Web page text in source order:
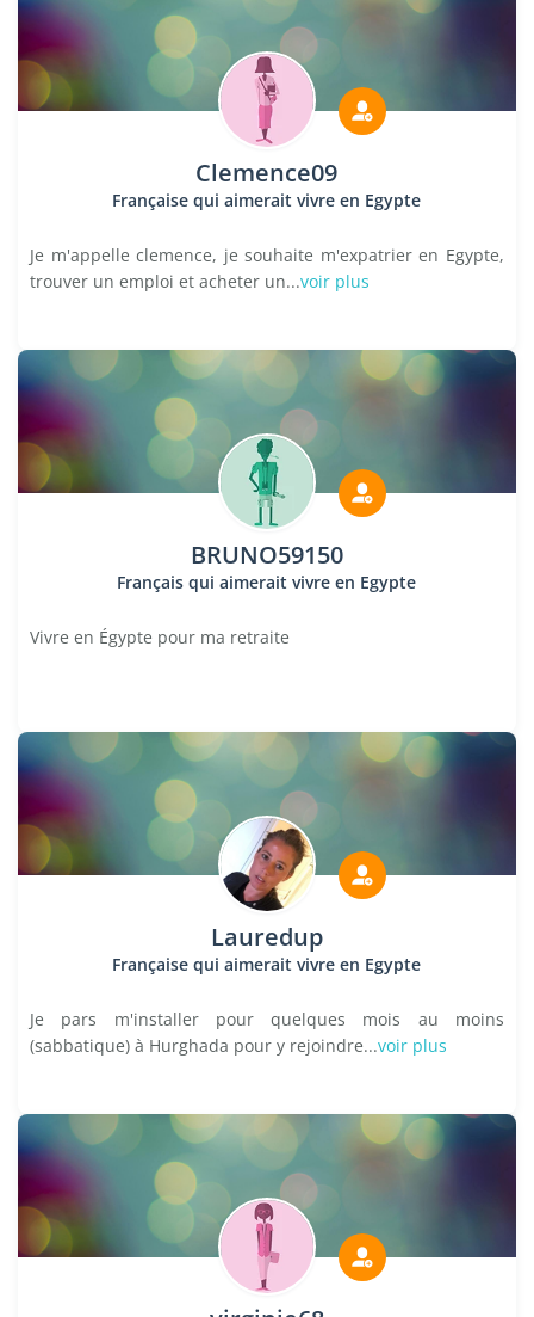
Clemence09
Française qui aimerait vivre en Egypte
Je m'appelle clemence, je souhaite m'expatrier en Egypte,
trouver un emploi et acheter un...voir plus
BRUNO59150
Français qui aimerait vivre en Egypte
Vivre en Égypte pour ma retraite
Lauredup
Française qui aimerait vivre en Egypte
Je pars m'installer pour quelques mois au moins
(sabbatique) à Hurghada pour y rejoindre...voir plus